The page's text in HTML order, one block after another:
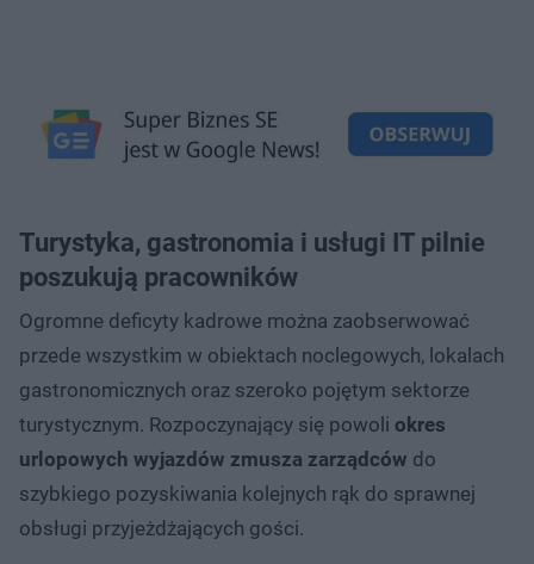
Turystyka, gastronomia i usługi IT pilnie
poszukują pracowników
Ogromne deficyty kadrowe można zaobserwować
przede wszystkim w obiektach noclegowych, lokalach
gastronomicznych oraz szeroko pojętym sektorze
turystycznym. Rozpoczynający się powoli okres
urlopowych wyjazdów zmusza zarządców do
szybkiego pozyskiwania kolejnych rąk do sprawnej
obsługi przyjeżdżających gości.